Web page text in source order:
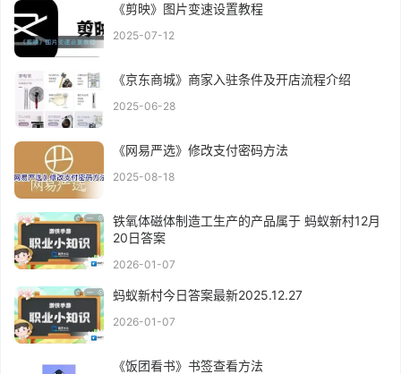
《剪映》图片变速设置教程
2025-07-12
《京东商城》商家入驻条件及开店流程介绍
2025-06-28
《网易严选》修改支付密码方法
2025-08-18
铁氧体磁体制造工生产的产品属于 蚂蚁新村12月
20日答案
2026-01-07
蚂蚁新村今日答案最新2025.12.27
2026-01-07
《饭团看书》书签查看方法